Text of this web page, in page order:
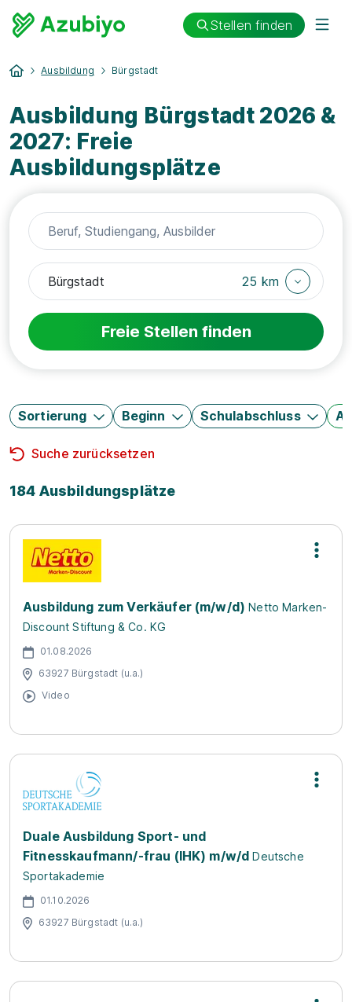
Stellen finden
Ausbildung Bürgstadt
Ausbildung Bürgstadt 2026 &
2027: Freie
Ausbildungsplätze
25 km
Freie Stellen finden
Sortierung Beginn Schulabschluss
Suche zurücksetzen
184 Ausbildungsplätze
Ausbildung zum Verkäufer (m/w/d) Netto Marken-
Discount Stiftung & Co. KG
01.08.2026
63927 Bürgstadt (u.a.)
Video
Duale Ausbildung Sport- und
Fitnesskaufmann/-frau (IHK) m/w/d Deutsche
Sportakademie
01.10.2026
63927 Bürgstadt (u.a.)